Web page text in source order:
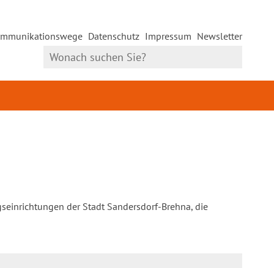
Datenschutz Impressum Newsletter
der Stadt Sandersdorf-Brehna, die